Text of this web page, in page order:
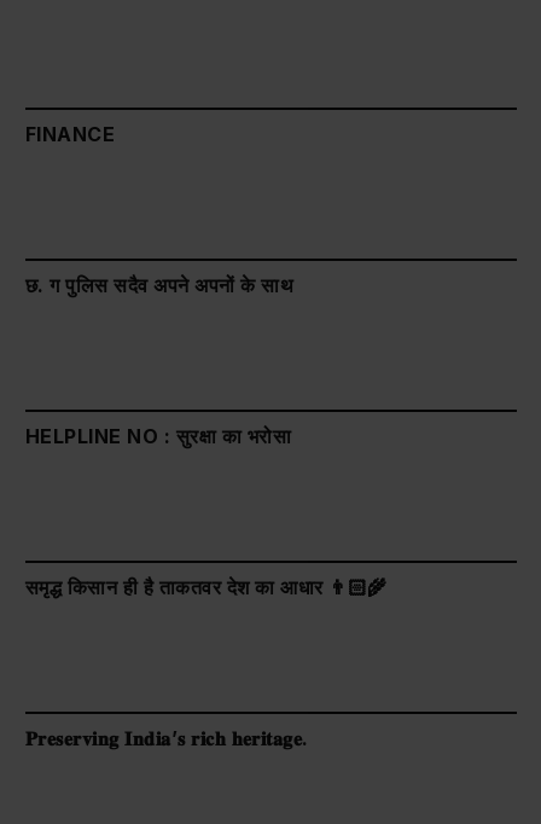
FINANCE
छ. ग पुलिस सदैव अपने अपनों के साथ
HELPLINE NO : सुरक्षा का भरोसा
समृद्ध किसान ही है ताकतवर देश का आधार 👨🏻‍🌾
𝐏𝐫𝐞𝐬𝐞𝐫𝐯𝐢𝐧𝐠 𝐈𝐧𝐝𝐢𝐚’𝐬 𝐫𝐢𝐜𝐡 𝐡𝐞𝐫𝐢𝐭𝐚𝐠𝐞.